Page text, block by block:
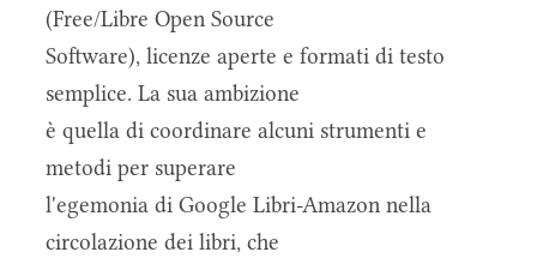
(Free/Libre Open Source
Software), licenze aperte e formati di testo
semplice. La sua ambizione
è quella di coordinare alcuni strumenti e
metodi per superare
l'egemonia di Google Libri-Amazon nella
circolazione dei libri, che